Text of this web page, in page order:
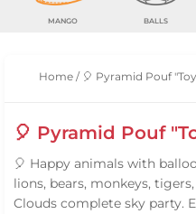
MANGO BALLS
Home / 🎈 Pyramid Pouf
🎈 Pyramid Pouf
🎈 Happy animals with
lions, bears, monkeys,
Clouds complete sky party.